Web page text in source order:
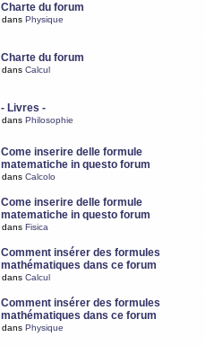
Charte du forum
dans Physique
Charte du forum
dans Calcul
- Livres -
dans Philosophie
Come inserire delle formule
matematiche in questo forum
dans Calcolo
Come inserire delle formule
matematiche in questo forum
dans Fisica
Comment insérer des formules
mathématiques dans ce forum
dans Calcul
Comment insérer des formules
mathématiques dans ce forum
dans Physique